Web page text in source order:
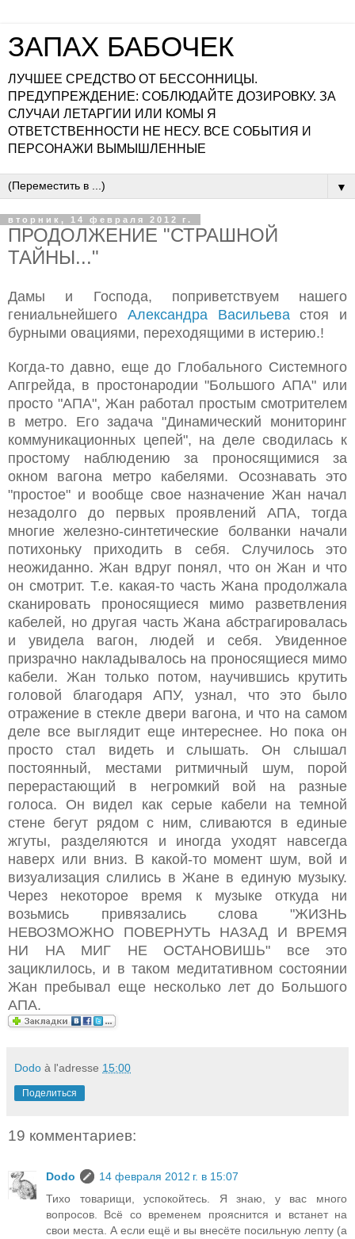
ЗАПАХ БАБОЧЕК
ЛУЧШЕЕ СРЕДСТВО ОТ БЕССОННИЦЫ.
ПРЕДУПРЕЖДЕНИЕ: СОБЛЮДАЙТЕ ДОЗИРОВКУ. ЗА
СЛУЧАИ ЛЕТАРГИИ ИЛИ КОМЫ Я
ОТВЕТСТВЕННОСТИ НЕ НЕСУ. ВСЕ СОБЫТИЯ И
ПЕРСОНАЖИ ВЫМЫШЛЕННЫЕ
▼
вторник, 14 февраля 2012 г.
ПРОДОЛЖЕНИЕ "СТРАШНОЙ
ТАЙНЫ..."
Дамы и Господа, поприветствуем нашего
гениальнейшего Александра Васильева стоя и
бурными овациями, переходящими в истерию.!
Когда-то давно, еще до Глобального Системного
Апгрейда, в простонародии "Большого АПА" или
просто "АПА", Жан работал простым смотрителем
в метро. Его задача "Динамический мониторинг
коммуникационных цепей", на деле сводилась к
простому наблюдению за проносящимися за
окном вагона метро кабелями. Осознавать это
"простое" и вообще свое назначение Жан начал
незадолго до первых проявлений АПА, тогда
многие железно-синтетические болванки начали
потихоньку приходить в себя. Случилось это
неожиданно. Жан вдруг понял, что он Жан и что
он смотрит. Т.е. какая-то часть Жана продолжала
сканировать проносящиеся мимо разветвления
кабелей, но другая часть Жана абстрагировалась
и увидела вагон, людей и себя. Увиденное
призрачно накладывалось на проносящиеся мимо
кабели. Жан только потом, научившись крутить
головой благодаря АПУ, узнал, что это было
отражение в стекле двери вагона, и что на самом
деле все выглядит еще интереснее. Но пока он
просто стал видеть и слышать. Он слышал
постоянный, местами ритмичный шум, порой
перерастающий в негромкий вой на разные
голоса. Он видел как серые кабели на темной
стене бегут рядом с ним, сливаются в единые
жгуты, разделяются и иногда уходят навсегда
наверх или вниз. В какой-то момент шум, вой и
визуализация слились в Жане в единую музыку.
Через некоторое время к музыке откуда ни
возьмись привязались слова "ЖИЗНЬ
НЕВОЗМОЖНО ПОВЕРНУТЬ НАЗАД И ВРЕМЯ
НИ НА МИГ НЕ ОСТАНОВИШЬ" все это
зациклилось, и в таком медитативном состоянии
Жан пребывал еще несколько лет до Большого
АПА.
Dodo à l'adresse 15:00
Поделиться
19 комментариев:
Dodo
14 февраля 2012 г. в 15:07
Тихо товарищи, успокойтесь. Я знаю, у вас много
вопросов. Всё со временем прояснится и встанет на
свои места. А если ещё и вы внесёте посильную лепту (а